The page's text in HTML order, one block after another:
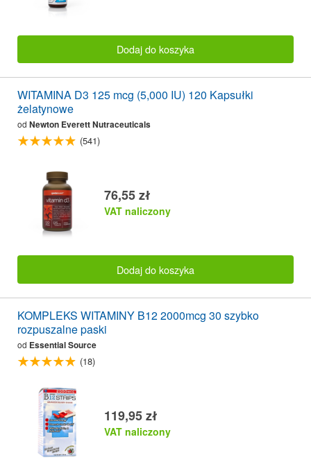
Dodaj do koszyka
WITAMINA D3 125 mcg (5,000 IU) 120 Kapsułki
żelatynowe
od Newton Everett Nutraceuticals
(541)
76,55 zł
VAT naliczony
Dodaj do koszyka
KOMPLEKS WITAMINY B12 2000mcg 30 szybko
rozpuszalne paski
od Essential Source
(18)
119,95 zł
VAT naliczony